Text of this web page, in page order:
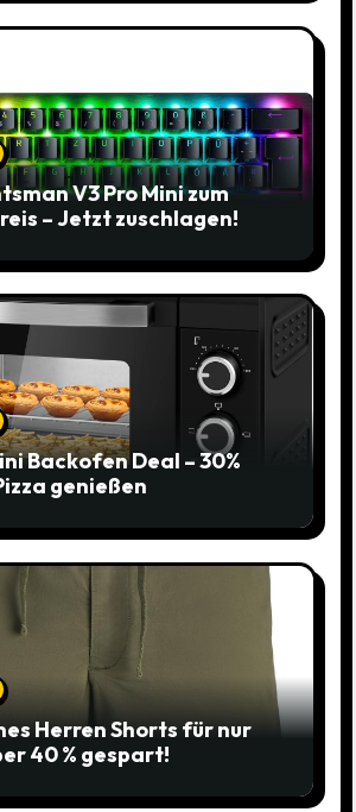
V3 Pro Mini zum
– Jetzt zuschlagen!
Backofen Deal – 30%
genießen
Herren Shorts für nur
40 % gespart!